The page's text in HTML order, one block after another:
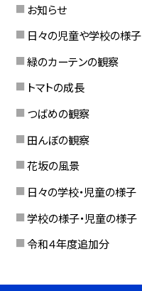
お知らせ
日々の児童や学校の様子
緑のカーテンの観察
トマトの成長
つばめの観察
田んぼの観察
花坂の風景
日々の学校・児童の様子
学校の様子・児童の様子
令和４年度追加分